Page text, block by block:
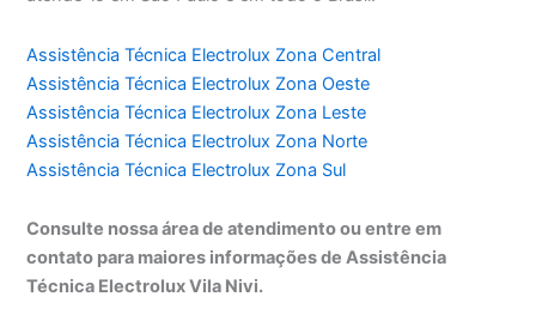
Assistência Técnica Electrolux Zona Central
Assistência Técnica Electrolux Zona Oeste
Assistência Técnica Electrolux Zona Leste
Assistência Técnica Electrolux Zona Norte
Assistência Técnica Electrolux Zona Sul
Consulte nossa área de atendimento ou entre em
contato para maiores informações de Assistência
Técnica Electrolux Vila Nivi.